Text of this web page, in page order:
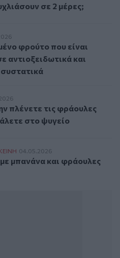
σε 2 μέρες;
φρούτο που είναι πλούσιο
φρούτο που είναι
αντιοξειδωτικά και
πλένετε τις φράουλες πριν
πλένετε τις φράουλες
στο ψυγείο
μπανάνα και φράουλες
04.05.2026
μπανάνα και φράουλες